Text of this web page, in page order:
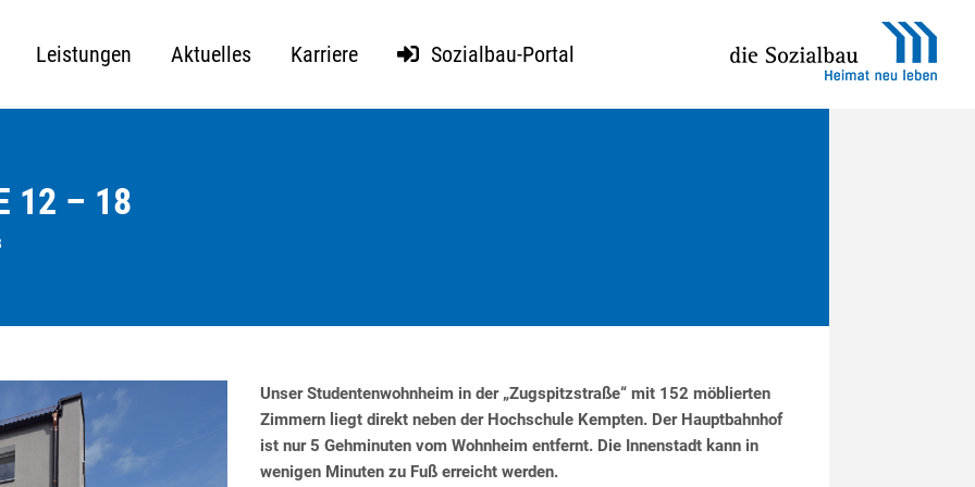
Leistungen Aktuelles Karriere Sozialbau-Portal
12 – 18
Unser Studentenwohnheim in der „Zugspitzstraße“ mit 152 möblierten
Zimmern liegt direkt neben der Hochschule Kempten. Der Hauptbahnhof
ist nur 5 Gehminuten vom Wohnheim entfernt. Die Innenstadt kann in
wenigen Minuten zu Fuß erreicht werden.